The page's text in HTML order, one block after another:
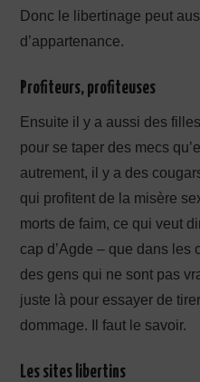
Donc le libertinage peut
d’appartenance.
Profiteurs, profiteuses
Ensuite il y a aussi des
pour se taper des mecs
autrement, il y a des
qui profitent de la misère
morts de faim, ce qui veut
cap d’Agde – que dans les
des gens qui ne sont pas
juste là pour essayer de
dommage. Il faut le savoir.
Les sites libertins